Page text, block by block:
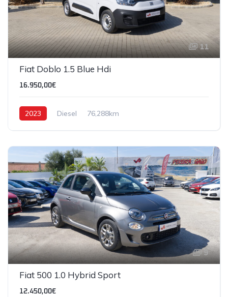
11
Fiat Doblo 1.5 Blue Hdi
16.950,00€
2023 Diesel 76,288km
9
Fiat 500 1.0 Hybrid Sport
12.450,00€